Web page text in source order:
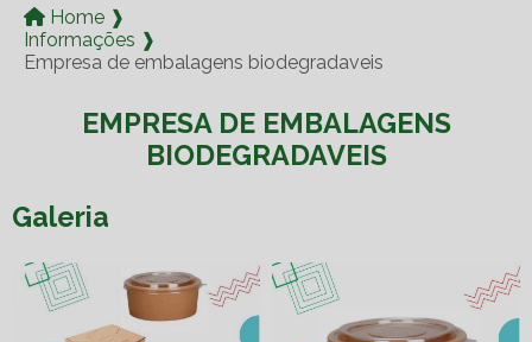
Home ❱
Informações ❱
Empresa de embalagens biodegradaveis
EMPRESA DE EMBALAGENS
BIODEGRADAVEIS
Galeria